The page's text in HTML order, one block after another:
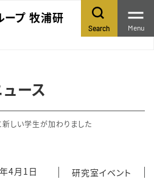
ープ 牧浦研
Search Menu
ース
しい学生が加わりました
4月1日 研究室イベント